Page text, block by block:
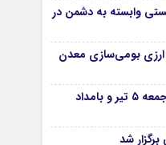
وابسته به دشمن در
ارزی بومی‌سازی معدن
برنامه بازی‌های جام جهانی جمعه ۵ تیر و بامداد
شد